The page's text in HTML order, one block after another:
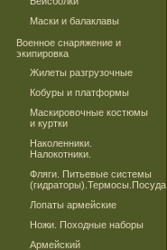
Маски и балаклавы
Военное снаряжение и
экипировка
Жилеты разгрузочные
Кобуры и платформы
Маскировочные костюмы
и куртки
Наколенники.
Налокотники.
Фляги. Питьевые системы
(гидраторы).Термосы.Посуда.
Лопаты армейские
Ножи. Походные наборы
Армейский